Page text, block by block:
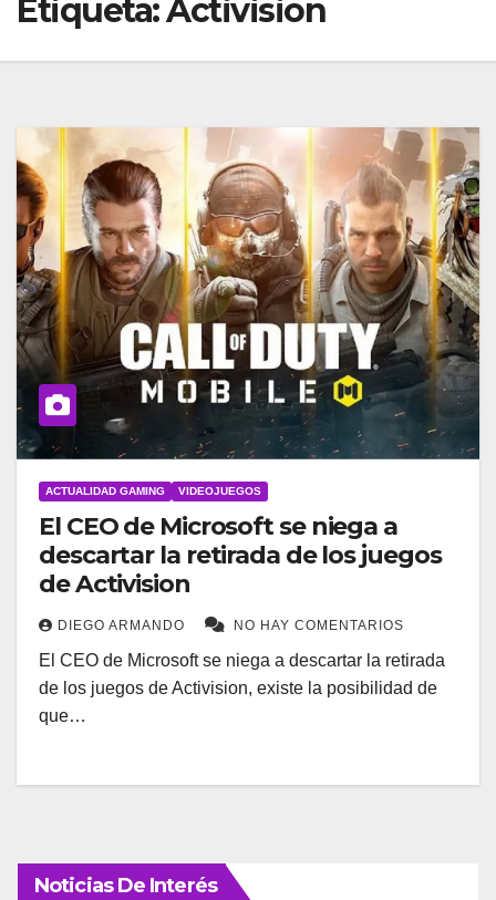
Etiqueta:Activision
ACTUALIDAD GAMING VIDEOJUEGOS
El CEO de Microsoft se niega a
descartar la retirada de los juegos
de Activision
DIEGO ARMANDO NO HAY COMENTARIOS
El CEO de Microsoft se niega a descartar la retirada
de los juegos de Activision, existe la posibilidad de
que…
Noticias De Interés